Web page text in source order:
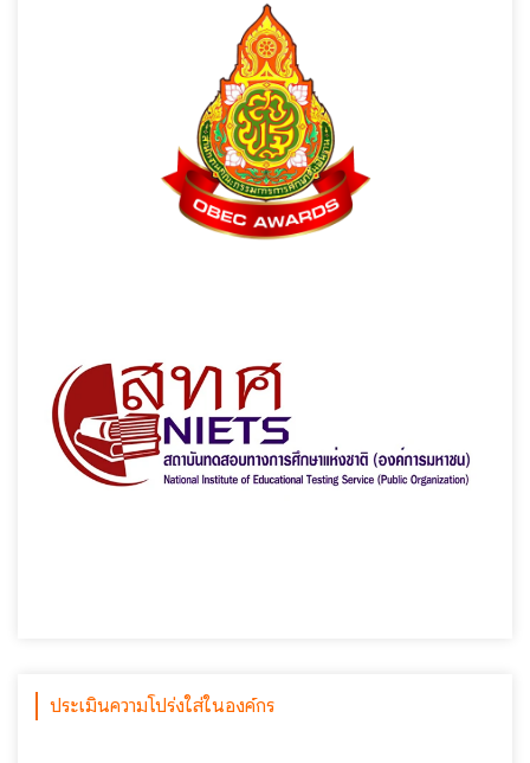
ประเมินความโปร่งใส่ในองค์กร